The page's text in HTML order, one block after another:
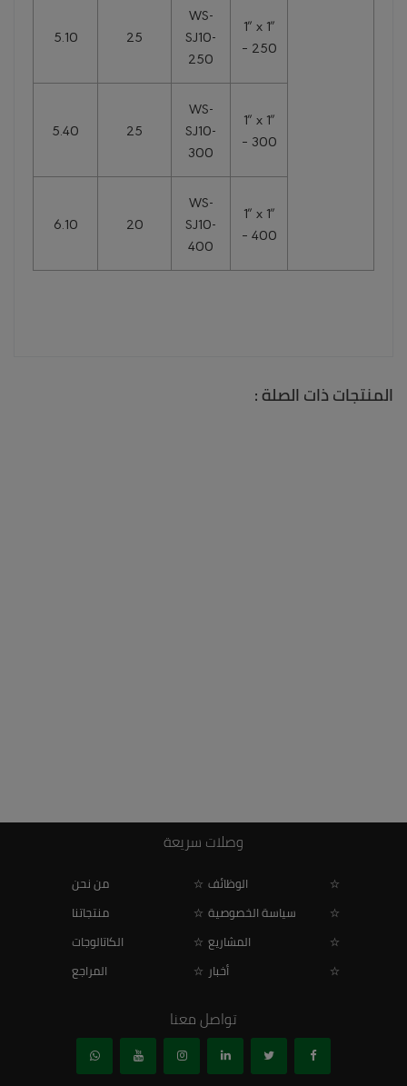
1″ x 1″
– 250
WS-
SJ10-
250
25
5.10
1″ x 1″
– 300
WS-
SJ10-
300
25
5.40
1″ x 1″
– 400
WS-
SJ10-
400
20
6.10
المنتجات ذات الصلة :
وصلات سريعة
من نحن
الوظائف
منتجاتنا
سياسة الخصوصية
الكاتالوجات
المشاريع
المراجع
أخبار
تواصل معنا